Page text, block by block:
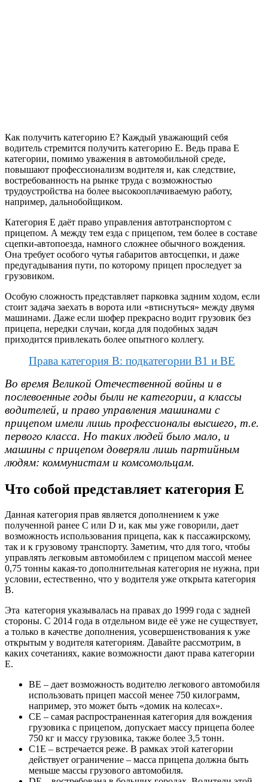
Как получить категорию Е? Каждый уважающий себя
водитель стремится получить категорию Е. Ведь права Е
категории, помимо уважения в автомобильной среде,
повышают профессионализм водителя и, как следствие,
востребованность на рынке труда с возможностью
трудоустройства на более высокооплачиваемую работу,
например, дальнобойщиком.
Категория Е даёт право управления автотранспортом с
прицепом. А между тем езда с прицепом, тем более в составе
сцепки-автопоезда, намного сложнее обычного вождения.
Она требует особого чутья габаритов автосцепки, и даже
предугадывания пути, по которому прицеп проследует за
грузовиком.
Особую сложность представляет парковка задним ходом, если
стоит задача заехать в ворота или «втиснуться» между двумя
машинами. Даже если шофер прекрасно водит грузовик без
прицепа, нередки случаи, когда для подобных задач
приходится привлекать более опытного коллегу.
Права категория B: подкатегории B1 и BE
Во время Великой Отечественной войны и в
послевоенные годы были не категории, а классы
водителей, и право управления машинами с
прицепом имели лишь профессионалы высшего, т.е.
первого класса. Но таких людей было мало, и
машины с прицепом доверяли лишь партийным
людям: коммунистам и комсомольцам.
Что собой представляет категория Е
Данная категория прав является дополнением к уже
полученной ранее C или D и, как мы уже говорили, дает
возможность использования прицепа, как к пассажирскому,
так и к грузовому транспорту. Заметим, что для того, чтобы
управлять легковым автомобилем с прицепом массой менее
0,75 тонны какая-то дополнительная категория не нужна, при
условии, естественно, что у водителя уже открыта категория
В.
Эта категория указывалась на правах до 1999 года с задней
стороны. С 2014 года в отдельном виде её уже не существует,
а только в качестве дополнения, усовершенствования к уже
открытым у водителя категориям. Давайте рассмотрим, в
каких сочетаниях, какие возможности дают права категории
Е.
ВЕ – дает возможность водителю легкового автомобиля
использовать прицеп массой менее 750 килограмм,
например, это может быть «домик на колесах».
СЕ – самая распространенная категория для вождения
грузовика с прицепом, допускает массу прицепа более
750 кг и массу грузовика, также более 3,5 тонн.
С1Е – встречается реже. В рамках этой категории
действует ограничение – масса прицепа должна быть
меньше массы грузового автомобиля.